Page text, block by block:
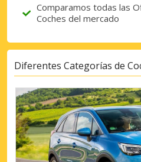
Comparamos todas las
Coches del mercado
Diferentes Categorías de